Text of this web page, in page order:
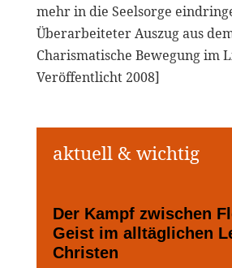
mehr in die Seelsorge
Überarbeiteter Auszug aus
Charismatische Bewegung im
Veröffentlicht 2008]
Der Kampf zwischen
Geist im alltäglichen
Christen